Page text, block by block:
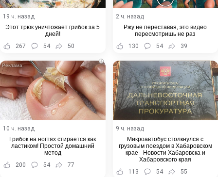
19 ч. назад
Этот трюк уничтожает грибок за 5
дней!
267
54 50
2 ч. назад
Ржу не переставая, это видео
пересмотришь не раз
130
54 39
i
10 ч. назад
Грибок на ногтях стирается как
ластиком! Простой домашний
метод
200
54 77
9 ч. назад
Микроавтобус столкнулся с
грузовым поездом в Хабаровском
крае - Новости Хабаровска и
Хабаровского края
113
54 55